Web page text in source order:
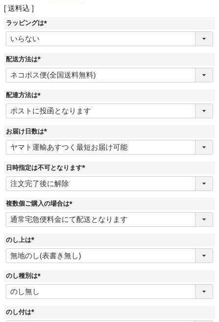
送料込
ラッピングは
(
須
配送方法は
(
必
須
配達方法は
(
必
須
お届け日数は
(
必
須
日時指定は不可となります
(
須
複数個ご購入の場合は
(
必
須
のし上は
(
必
須
のし種別は
(
須
のし付は
(